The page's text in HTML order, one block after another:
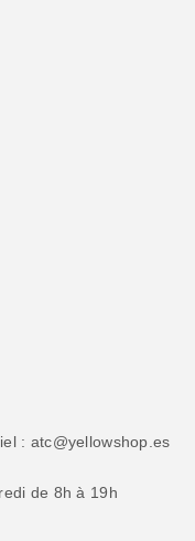
: atc@yellowshop.es
de 8h à 19h